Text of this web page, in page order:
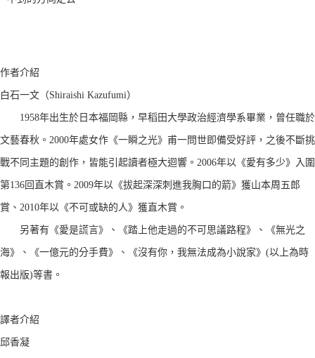
作者介紹
白石一文（Shiraishi Kazufumi）
1958年出生於日本福岡縣，早稻田大學政治經濟學系畢業，曾任職於
文藝春秋。2000年處女作《一瞬之光》甫一問世即備受好評，之後不斷挑
戰不同主題的創作，皆能引起讀者極大迴響。2006年以《愛有多少》入圍
第136回直木賞。2009年以《拔起深深刺進我胸口的箭》獲山本周五郎
賞、2010年以《不可或缺的人》獲直木賞。
另著有《愛是謊言》、《踏上他走過的不可思議路程》、《無光之
海》、《一億元的分手費》、《沒有你，我無法成為小說家》(以上為時
報出版)等書。
譯者介紹
邱香凝